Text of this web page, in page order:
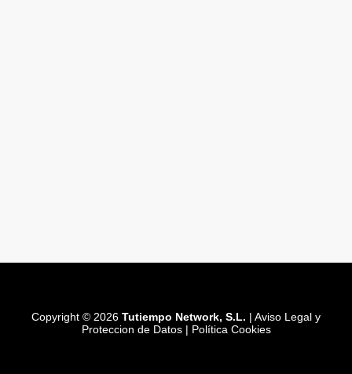
Copyright © 2026 Tutiempo Network, S.L. | Aviso Legal y
Proteccion de Datos| Política Cookies